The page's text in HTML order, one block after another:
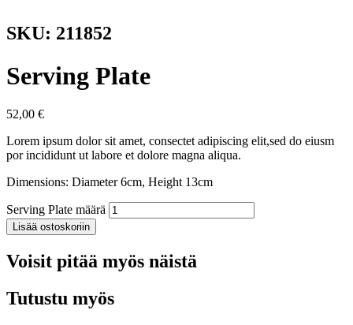
SKU: 211852
Serving Plate
52,00 €
Lorem ipsum dolor sit amet, consectet adipiscing elit,sed do eiusm
por incididunt ut labore et dolore magna aliqua.
Dimensions: Diameter 6cm, Height 13cm
Serving Plate määrä
Lisää ostoskoriin
Voisit pitää myös näistä
Tutustu myös